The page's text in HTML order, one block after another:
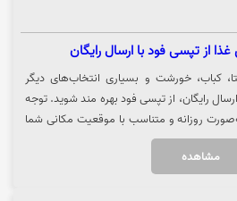
کباب، خورشت و بسیاری انتخاب‌های دیگر
تخفیف + ارسال رایگان، از تپسی فود بهره مند شوید. توجه
روزانه و متناسب با موقعیت مکانی شما
از تخفیف روی گزینه "خرید کنید"
مشاهده